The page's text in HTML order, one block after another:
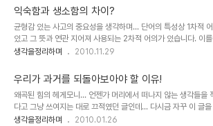
눈 글의 주제와 알..
럼버스 그를 진정한 모험가로 바라보아야 하는지에 대해서 저는
하게 아니라고 생각합니다. -이러한 생각을 갖게 된 건 올바른 지
전파하고자 했던 분들의 깨인 시각과 그 파급에 따른 많은 사람
각에 공감하기 때문일 겁니다. 그만큼 앞으로의 세상은 지금 보
좋은 생각과 실천으로 모두가 행복한 세상이 될 수 있는 가능성이
Columbus, 1..
익숙함과 생소함의 차이?
균형감 있는 사고의 중요성을 생각하며... 단어의 특성상 1차적
있고 그 뜻과 연관 지어져 사용되는 2차적 어의가 있습니다. 이를
"물"은 순수한 물 자체로써의 1차적 뜻을 지니고 있지만, "그 사람
2차적 뜻을 지니게 됩니다. 그런데, 그 2차적 어의에 대해서는 익
과 생소함이 늘 함께하는 것 같다는 생각이 들었습니다. 주말이 되
조금 편안한 마음으로 책을 읽고 있는데, 글이 좀 눈에 들어오질
대목에서는 나지막이 소리 내어 읽는 습관이 있어 읽던 책의 일
나도 모르는 사이 그렇게 작은 소리지만 소리를 내어 읽고 있으니
생각을정리하며 2010.11.29
우리가 과거를 되돌아보아야 할 이유!
왜곡된 힘의 헤게모니... 언젠가 머리에서 떠나지 않는 생각들을
다고 그냥 쓰여지는 대로 끄적였던 글인데... 다시금 자꾸 이 글을
됩니다. 스스로라도 요즘 같은 시국에 돌이켜야 할 것들이 아닌가
생각을정리하며 2010.01.26